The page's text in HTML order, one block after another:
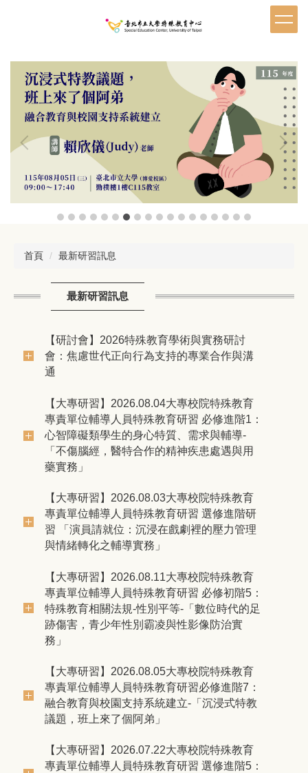
首頁 最新研習訊息
最新研習訊息
【研討會】2026特殊教育學術與實務研討
會：焦慮世代正向行為支持的專業合作與溝
通
【大專研習】2026.08.04大專校院特殊教育
專責單位輔導人員特殊教育研習 必修進階1：
心智障礙類學生的身心特質、需求與輔導-
「不傷腦經，醫特合作的精神疾患處遇與用
藥實務」
【大專研習】2026.08.03大專校院特殊教育
專責單位輔導人員特殊教育研習 選修進階研
習 「演員請就位：沉浸在戲劇裡的壓力管理
與情緒轉化之輔導實務」
【大專研習】2026.08.11大專校院特殊教育
專責單位輔導人員特殊教育研習 必修初階5：
特殊教育相關法規-性別平等-「數位時代的足
跡傷害，青少年性別霸凌與性影像防治實
務」
【大專研習】2026.08.05大專校院特殊教育
專責單位輔導人員特殊教育研習必修進階7：
融合教育與校園支持系統建立-「沉浸式特教
議題，班上來了個阿弟」
【大專研習】2026.07.22大專校院特殊教育
專責單位輔導人員特殊教育研習 選修進階5：